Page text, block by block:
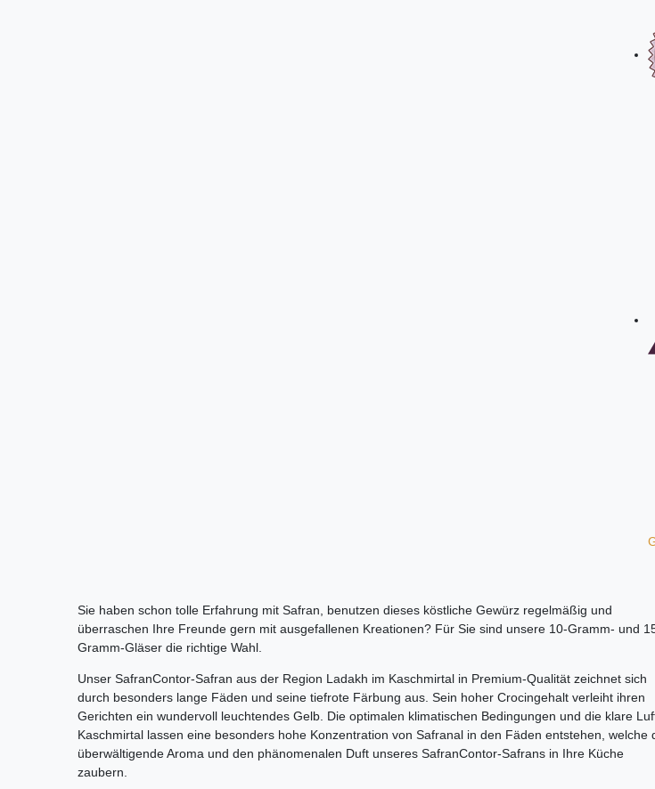
Sie haben schon tolle Erfahrung mit Safran, benutzen dieses köstliche Gewürz regelmäßig und
überraschen Ihre Freunde gern mit ausgefallenen Kreationen? Für Sie sind unsere 10-Gramm- und
Gramm-Gläser die richtige Wahl.
Unser SafranContor-Safran aus der Region Ladakh im Kaschmirtal in Premium-Qualität zeichnet sich
durch besonders lange Fäden und seine tiefrote Färbung aus. Sein hoher Crocingehalt verleiht ihren
Gerichten ein wundervoll leuchtendes Gelb. Die optimalen klimatischen Bedingungen und die klare
Kaschmirtal lassen eine besonders hohe Konzentration von Safranal in den Fäden entstehen, welche
überwältigende Aroma und den phänomenalen Duft unseres SafranContor-Safrans in Ihre Küche
zaubern.